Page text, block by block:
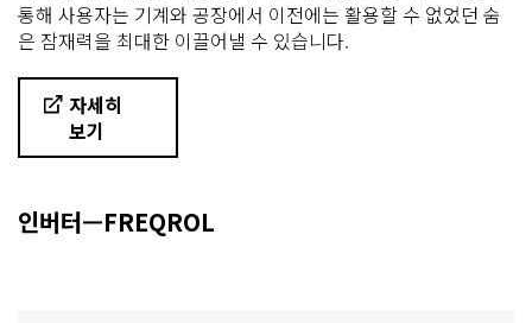
통해 사용자는 기계와 공장에서 이전에는 활용할 수 없었던 숨
은 잠재력을 최대한 이끌어낼 수 있습니다.
자세히
보기
인버터—FREQROL